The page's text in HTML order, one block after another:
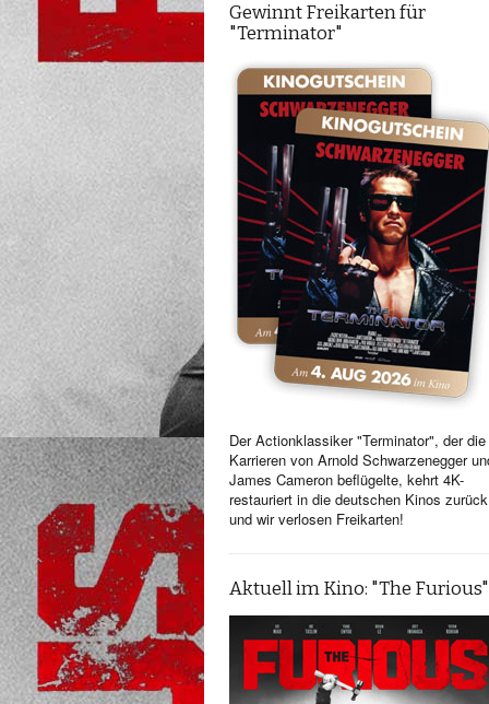
Gewinnt Freikarten für
"Terminator"
Der Actionklassiker "Terminator", der die
Karrieren von Arnold Schwarzenegger
James Cameron beflügelte, kehrt 4K-
restauriert in die deutschen Kinos zurück
und wir verlosen Freikarten!
Aktuell im Kino: "The Furious"